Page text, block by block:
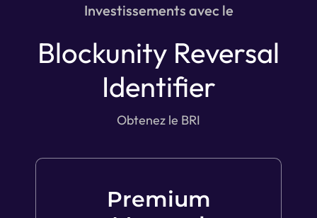
Investissements avec le
Blockunity Reversal
Identifier
Obtenez le BRI
Premium